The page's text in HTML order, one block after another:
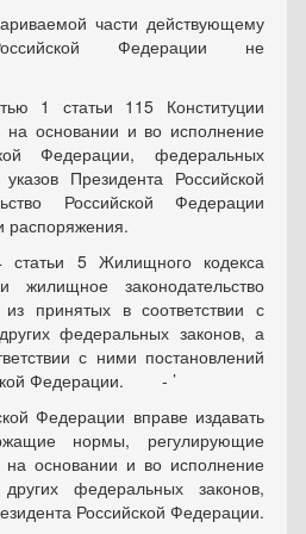
части действующему
Федерации не
1 статьи 115 Конституции
на основании и во исполнение
Федерации, федеральных
Президента Российской
Российской Федерации
распоряжения.
5 Жилищного кодекса
жилищное законодательство
принятых в соответствии с
федеральных законов, а
с ними постановлений
Федерации. - ’
Федерации вправе издавать
нормы, регулирующие
основании и во исполнение
федеральных законов,
Российской Федерации.